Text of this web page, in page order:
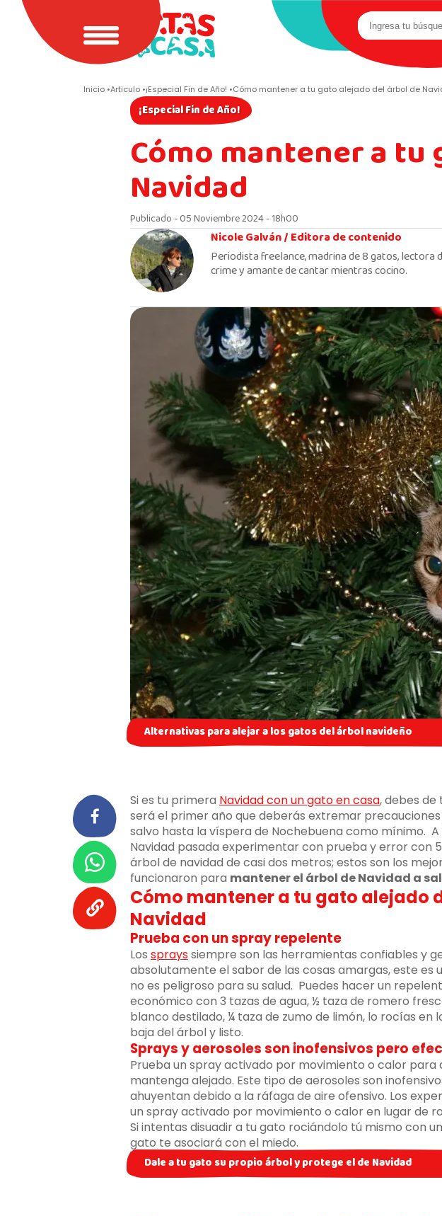
Inicio Articulo ¡Especial Fin de Año! Cómo mantener a tu gato alejado del árbol de
¡Especial Fin de Año!
Cómo mantener a
Navidad
Publicado - 05 Noviembre 2024 - 18h00
Nicole Galván /Editora de contenido
Periodista freelance, madrina de 8 gatos, lectora
crime y amante de cantar mientras cocino.
Alternativas para alejar a los gatos del árbol navideño
Si es tu primera Navidad con un gato en casa, debes de
será el primer año que deberás extremar
salvo hasta la víspera de Nochebuena como mínimo.
Navidad pasada experimentar con prueba y error con
árbol de navidad de casi dos metros; estos son los
funcionaron para mantener el árbol de Navidad a
Cómo mantener a tu gato alejado
Navidad
Prueba con un spray repelente
Los sprayssiempre son las herramientas confiables y
absolutamente el sabor de las cosas amargas, este es
no es peligroso para su salud. Puedes hacer un
económico con 3 tazas de agua, ½ taza de romero
blanco destilado, ¼ taza de zumo de limón, lo rocías en
baja del árbol y listo.
Sprays y aerosoles son inofensivos pero
Prueba un spray activado por movimiento o calor para
mantenga alejado. Este tipo de aerosoles son
ahuyentan debido a la ráfaga de aire ofensivo. Los
un spray activado por movimiento o calor en lugar de
Si intentas disuadir a tu gato rociándolo tú mismo con
gato te asociará con el miedo.
Dale a tu gato su propio árbol y protege el de Navidad